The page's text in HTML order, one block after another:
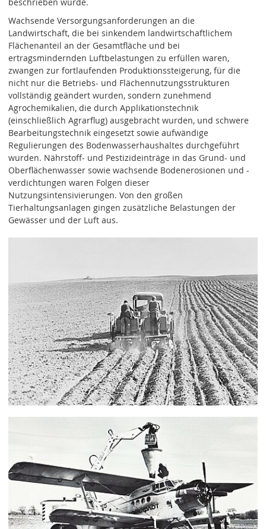
beschrieben wurde.
Wachsende Versorgungsanforderungen an die
Landwirtschaft, die bei sinkendem landwirtschaftlichem
Flächenanteil an der Gesamtfläche und bei
ertragsmindernden Luftbelastungen zu erfüllen waren,
zwangen zur fortlaufenden Produktionssteigerung, für die
nicht nur die Betriebs- und Flächennutzungsstrukturen
vollständig geändert wurden, sondern zunehmend
Agrochemikalien, die durch Applikationstechnik
(einschließlich Agrarflug) ausgebracht wurden, und schwere
Bearbeitungstechnik eingesetzt sowie aufwändige
Regulierungen des Bodenwasserhaushaltes durchgeführt
wurden. Nährstoff- und Pestizideinträge in das Grund- und
Oberflächenwasser sowie wachsende Bodenerosionen und -
verdichtungen waren Folgen dieser
Nutzungsintensivierungen. Von den großen
Tierhaltungsanlagen gingen zusätzliche Belastungen der
Gewässer und der Luft aus.